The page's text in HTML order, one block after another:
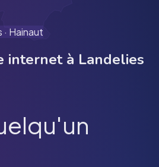
· Hainaut
internet à Landelies